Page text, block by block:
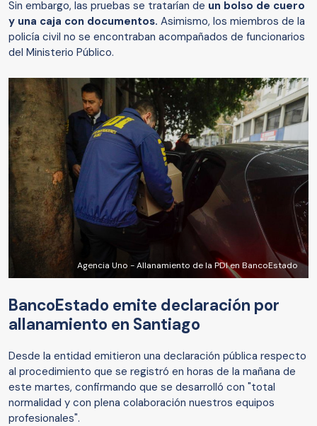
Sin embargo, las pruebas se tratarían de un bolso de cuero
y una caja con documentos. Asimismo, los miembros de la
policía civil no se encontraban acompañados de funcionarios
del Ministerio Público.
Agencia Uno - Allanamiento de la PDI en BancoEstado
BancoEstado emite declaración por
allanamiento en Santiago
Desde la entidad emitieron una declaración pública respecto
al procedimiento que se registró en horas de la mañana de
este martes, confirmando que se desarrolló con "total
normalidad y con plena colaboración nuestros equipos
profesionales".